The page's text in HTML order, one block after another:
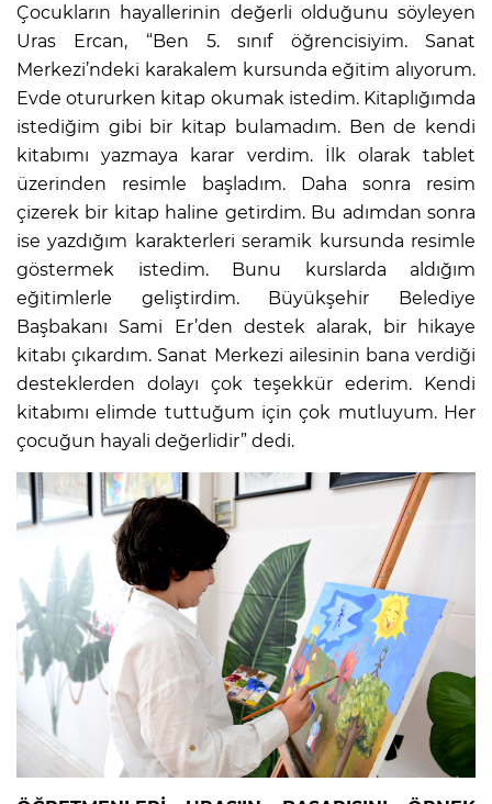
Çocukların hayallerinin değerli olduğunu söyleyen
Uras Ercan, “Ben 5. sınıf öğrencisiyim. Sanat
Merkezi’ndeki karakalem kursunda eğitim alıyorum.
Evde otururken kitap okumak istedim. Kitaplığımda
istediğim gibi bir kitap bulamadım. Ben de kendi
kitabımı yazmaya karar verdim. İlk olarak tablet
üzerinden resimle başladım. Daha sonra resim
çizerek bir kitap haline getirdim. Bu adımdan sonra
ise yazdığım karakterleri seramik kursunda resimle
göstermek istedim. Bunu kurslarda aldığım
eğitimlerle geliştirdim. Büyükşehir Belediye
Başbakanı Sami Er’den destek alarak, bir hikaye
kitabı çıkardım. Sanat Merkezi ailesinin bana verdiği
desteklerden dolayı çok teşekkür ederim. Kendi
kitabımı elimde tuttuğum için çok mutluyum. Her
çocuğun hayali değerlidir” dedi.